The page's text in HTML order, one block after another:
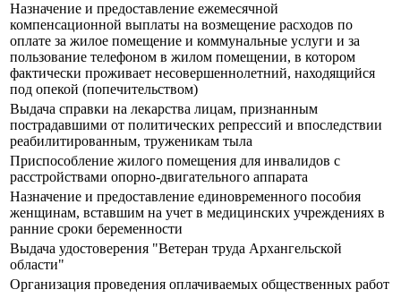
Назначение и предоставление ежемесячной
компенсационной выплаты на возмещение расходов по
оплате за жилое помещение и коммунальные услуги и за
пользование телефоном в жилом помещении, в котором
фактически проживает несовершеннолетний, находящийся
под опекой (попечительством)
Выдача справки на лекарства лицам, признанным
пострадавшими от политических репрессий и впоследствии
реабилитированным, труженикам тыла
Приспособление жилого помещения для инвалидов с
расстройствами опорно-двигательного аппарата
Назначение и предоставление единовременного пособия
женщинам, вставшим на учет в медицинских учреждениях в
ранние сроки беременности
Выдача удостоверения "Ветеран труда Архангельской
области"
Организация проведения оплачиваемых общественных работ